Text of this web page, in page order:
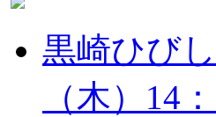
黒崎ひび
（木）14